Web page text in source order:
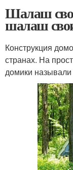
Шалаш
шалаш
Конструкция
странах. На
домики